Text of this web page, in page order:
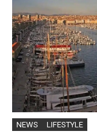
NEWS LIFESTYLE